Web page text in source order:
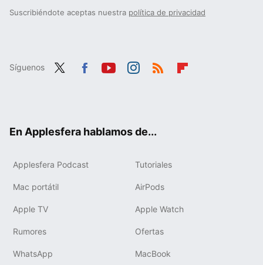
Suscribiéndote aceptas nuestra política de privacidad
Síguenos
En Applesfera hablamos de...
Applesfera Podcast Tutoriales
Mac portátil AirPods
Apple TV Apple Watch
Rumores Ofertas
WhatsApp MacBook